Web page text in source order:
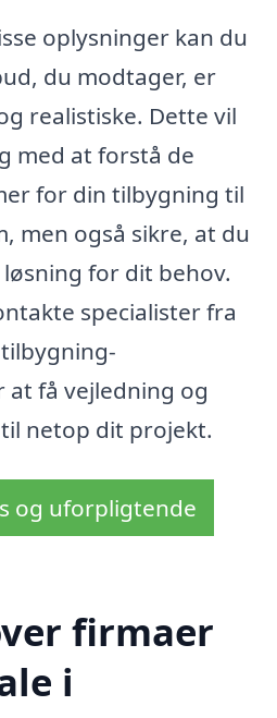
oplysninger kan du
du modtager, er
realistiske. Dette vil
med at forstå de
for din tilbygning til
men også sikre, at du
for dit behov.
specialister fra
få vejledning og
netop dit projekt.
og uforpligtende
firmaer
i